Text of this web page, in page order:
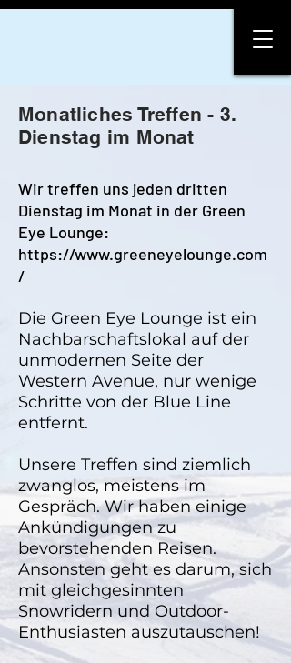
Monatliches Treffen - 3.
Dienstag im Monat
Wir treffen uns jeden dritten
Dienstag im Monat in der Green
Eye Lounge:
https://www.greeneyelounge.com
/
Die Green Eye Lounge ist ein
Nachbarschaftslokal auf der
unmodernen Seite der
Western Avenue, nur wenige
Schritte von der Blue Line
entfernt.
Unsere Treffen sind ziemlich
zwanglos, meistens im
Gespräch. Wir haben einige
Ankündigungen zu
bevorstehenden Reisen.
Ansonsten geht es darum, sich
mit gleichgesinnten
Snowridern und Outdoor-
Enthusiasten auszutauschen!